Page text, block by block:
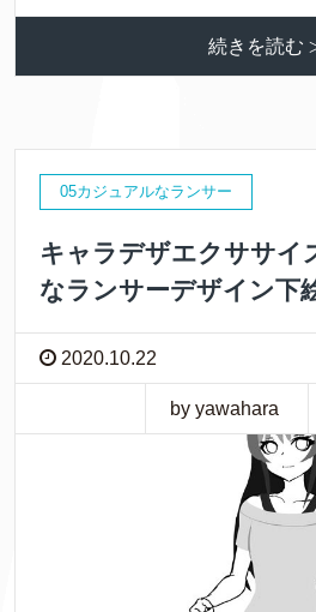
続きを読む
05カジュアルなランサー
キャラデザエクササイ
なランサーデザイン下
2020.10.22
by yawahara